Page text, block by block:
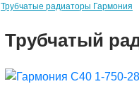
Трубчатые радиаторы Гармония
Трубчатый